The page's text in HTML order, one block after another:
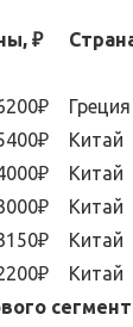
₽
Греция
Китай
Китай
Китай
Китай
Китай